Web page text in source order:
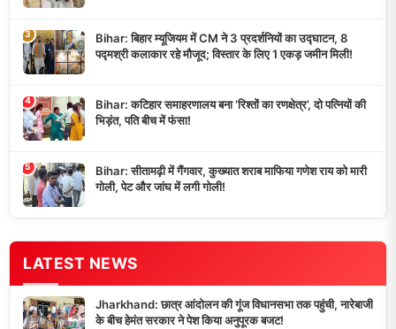
3
Bihar: बिहार म्यूजियम में CM ने 3 प्रदर्शनियों का उद्घाटन, 8
पद्मश्री कलाकार रहे मौजूद; विस्तार के लिए 1 एकड़ जमीन मिली!
4
Bihar: कटिहार समाहरणालय बना ‘रिश्तों का रणक्षेत्र’, दो पत्नियों की
भिड़ंत, पति बीच में फंसा!
5
Bihar: सीतामढ़ी में गैंगवार, कुख्यात शराब माफिया गणेश राय को मारी
गोली, पेट और जांघ में लगी गोली!
LATEST NEWS
Jharkhand: छात्र आंदोलन की गूंज विधानसभा तक पहुंची, नारेबाजी
के बीच हेमंत सरकार ने पेश किया अनुपूरक बजट!